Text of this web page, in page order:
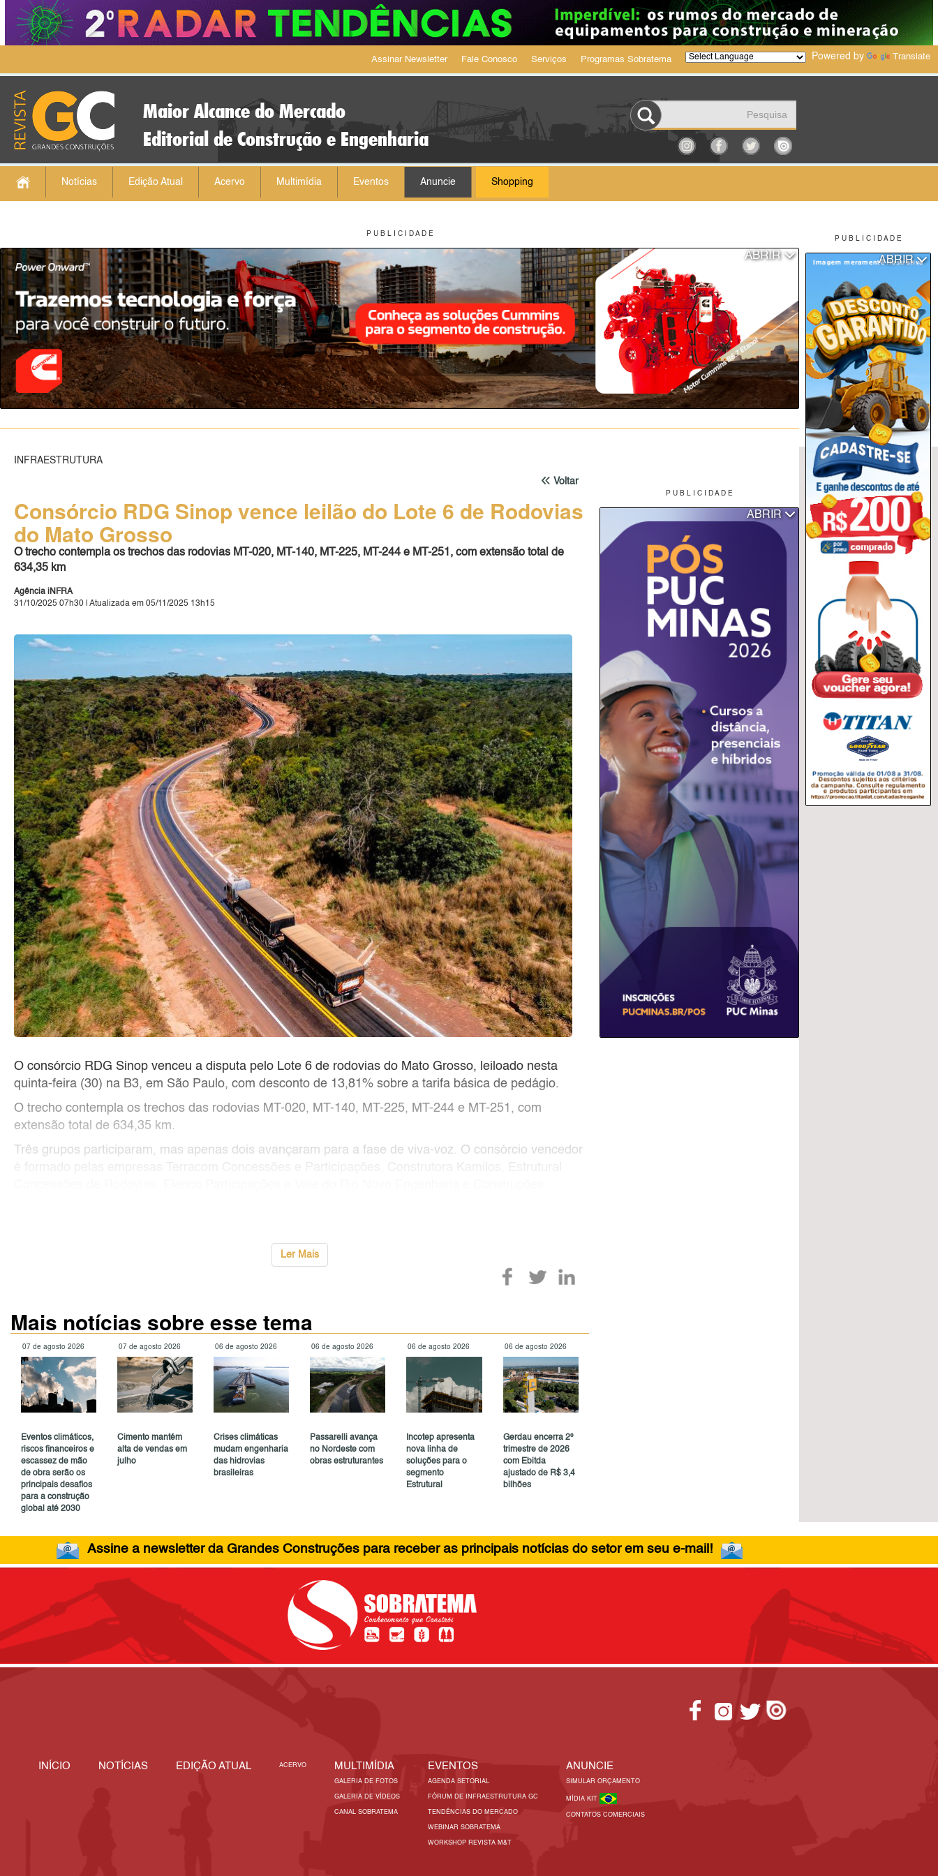
P U B L I C I D A D E
ABRIR
Assinar Newsletter Fale Conosco Serviços Programas Sobratema Powered by Translate
Maior Alcance do Mercado
Editorial de Construção e Engenharia
Notícias Edição Atual Acervo Multimídia Eventos Anuncie Shopping
P U B L I C I D A D E
ABRIR
INFRAESTRUTURA
Voltar
Consórcio RDG Sinop vence leilão do Lote 6 de Rodovias
do Mato Grosso
O trecho contempla os trechos das rodovias MT-020, MT-140, MT-225, MT-244 e MT-251, com extensão total de
634,35 km
Agência iNFRA
31/10/2025 07h30 | Atualizada em 05/11/2025 13h15
O consórcio RDG Sinop venceu a disputa pelo Lote 6 de rodovias do Mato Grosso, leiloado nesta
quinta-feira (30) na B3, em São Paulo, com desconto de 13,81% sobre a tarifa básica de pedágio.
O trecho contempla os trechos das rodovias MT-020, MT-140, MT-225, MT-244 e MT-251, com
extensão total de 634,35 km.
Três grupos participaram, mas apenas dois avançaram para a fase de viva-voz. O consórcio vencedor
Ler Mais
P U B L I C I D A D E
ABRIR
Mais notícias sobre esse tema
07 de agosto 2026
Eventos climáticos,
riscos financeiros e
escassez de mão
de obra serão os
principais desafios
para a construção
global até 2030
07 de agosto 2026
Cimento mantém
alta de vendas em
julho
06 de agosto 2026
Crises climáticas
mudam engenharia
das hidrovias
brasileiras
06 de agosto 2026
Passarelli avança
no Nordeste com
obras estruturantes
06 de agosto 2026
Incotep apresenta
nova linha de
soluções para o
segmento
Estrutural
06 de agosto 2026
Gerdau encerra 2º
trimestre de 2026
com Ebitda
ajustado de R$ 3,4
bilhões
Assine a newsletter da Grandes Construções para receber as principais notícias do setor em seu e-mail!
INÍCIO NOTÍCIAS EDIÇÃO ATUAL ACERVO MULTIMÍDIA
GALERIA DE FOTOS
GALERIA DE VÍDEOS
CANAL SOBRATEMA
EVENTOS
AGENDA SETORIAL
FÓRUM DE INFRAESTRUTURA GC
TENDÊNCIAS DO MERCADO
WEBINAR SOBRATEMA
WORKSHOP REVISTA M&T
ANUNCIE
SIMULAR ORÇAMENTO
MÍDIA KIT
CONTATOS COMERCIAIS